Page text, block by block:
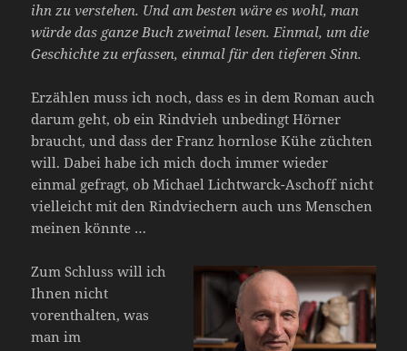
ihn zu verstehen. Und am besten wäre es wohl, man
würde das ganze Buch zweimal lesen. Einmal, um die
Geschichte zu erfassen, einmal für den tieferen Sinn.
Erzählen muss ich noch, dass es in dem Roman auch
darum geht, ob ein Rindvieh unbedingt Hörner
braucht, und dass der Franz hornlose Kühe züchten
will. Dabei habe ich mich doch immer wieder
einmal gefragt, ob Michael Lichtwarck-Aschoff nicht
vielleicht mit den Rindviechern auch uns Menschen
meinen könnte …
Zum Schluss will ich
Ihnen nicht
vorenthalten, was
man im